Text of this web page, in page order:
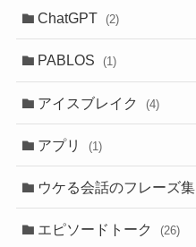
ChatGPT (2)
PABLOS (1)
アイスブレイク (4)
アプリ (1)
ウケる会話のフレーズ集
エピソードトーク (26)